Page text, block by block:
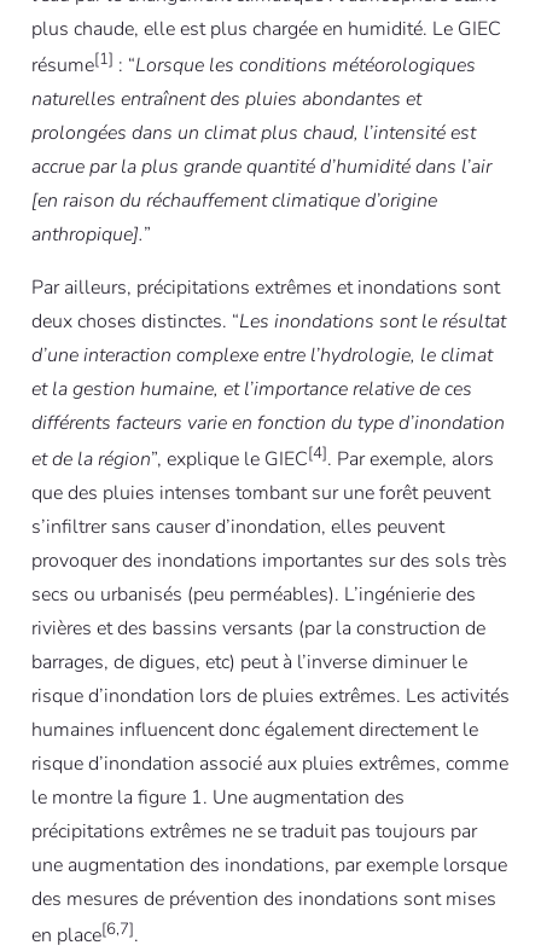
plus chaude, elle est plus chargée en humidité. Le GIEC
résume[1] : “Lorsque les conditions météorologiques
naturelles entraînent des pluies abondantes et
prolongées dans un climat plus chaud, l’intensité est
accrue par la plus grande quantité d’humidité dans l’air
[en raison du réchauffement climatique d’origine
anthropique].”
Par ailleurs, précipitations extrêmes et inondations sont
deux choses distinctes. “Les inondations sont le résultat
d’une interaction complexe entre l’hydrologie, le climat
et la gestion humaine, et l’importance relative de ces
différents facteurs varie en fonction du type d’inondation
et de la région”, explique le GIEC[4]. Par exemple, alors
que des pluies intenses tombant sur une forêt peuvent
s’infiltrer sans causer d’inondation, elles peuvent
provoquer des inondations importantes sur des sols très
secs ou urbanisés (peu perméables). L’ingénierie des
rivières et des bassins versants (par la construction de
barrages, de digues, etc) peut à l’inverse diminuer le
risque d’inondation lors de pluies extrêmes. Les activités
humaines influencent donc également directement le
risque d’inondation associé aux pluies extrêmes, comme
le montre la figure 1. Une augmentation des
précipitations extrêmes ne se traduit pas toujours par
une augmentation des inondations, par exemple lorsque
des mesures de prévention des inondations sont mises
en place[6,7].